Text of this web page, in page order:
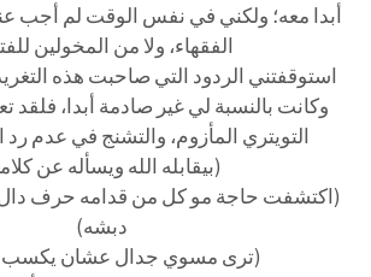
أبدا معه؛ ولكني في نفس الوقت لم أجب
الفقهاء، ولا من المخولين
استوقفتني الردود التي صاحبت هذه
وكانت بالنسبة لي غير صادمة أبدا، فلقد
التويتري المأزوم، والتشنج في عدم رد
(بيقابله الله ويسأله عن
(اكتشفت حاجة مو كل من قدامه حرف
دبشه)
(ترى مسوي جدال عشان